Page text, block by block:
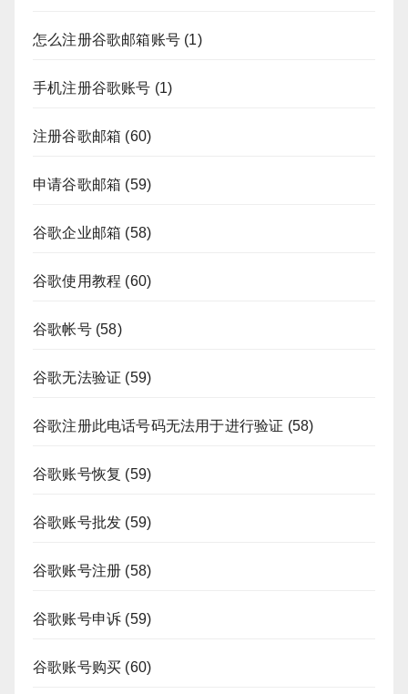
怎么注册谷歌邮箱账号 (1)
手机注册谷歌账号 (1)
注册谷歌邮箱 (60)
申请谷歌邮箱 (59)
谷歌企业邮箱 (58)
谷歌使用教程 (60)
谷歌帐号(58)
谷歌无法验证 (59)
谷歌注册此电话号码无法用于进行验证 (58)
谷歌账号恢复 (59)
谷歌账号批发 (59)
谷歌账号注册 (58)
谷歌账号申诉 (59)
谷歌账号购买 (60)